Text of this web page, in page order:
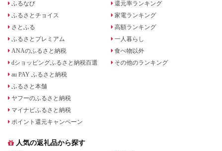
ふるなび
ふるさとチョイス
さとふる
ふるさとプレミアム
ANAのふるさと納税
dショッピングふるさと納税百選
au PAY ふるさと納税
ふるさと本舗
ヤフーのふるさと納税
マイナビふるさと納税
ポイント還元キャンペーン
還元率ランキング
家電ランキング
高額ランキング
一人暮らし
食べ物以外
その他のランキング
人気の返礼品から探す